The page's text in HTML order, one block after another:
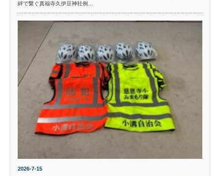
絆で繋ぐ真福寺久伊豆神社例…
2026-7-15